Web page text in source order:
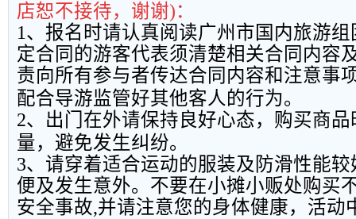
店恕不接待，谢谢)：
1、报名时请认真阅读广州市国内旅游
定合同的游客代表须清楚相关合同内容
责向所有参与者传达合同内容和注意事
配合导游监管好其他客人的行为。
2、出门在外请保持良好心态，购买商
量，避免发生纠纷。
3、请穿着适合运动的服装及防滑性能
便及发生意外。不要在小摊小贩处购买
安全事故,并请注意您的身体健康，活动